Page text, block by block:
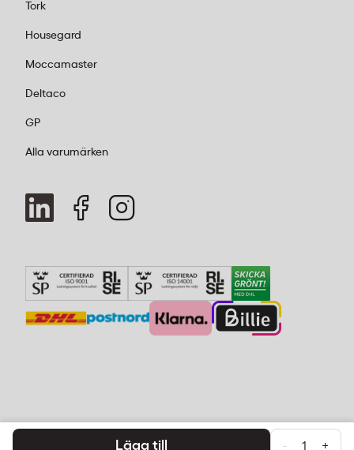
Lägg till - +
Tork
Housegard
Moccamaster
Deltaco
GP
Alla varumärken